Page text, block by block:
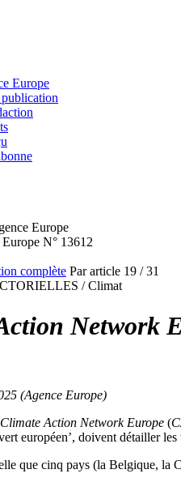
Europe
N° 13612
complète Par article 19 / 31
/ Climat
Network
(Agence Europe)
Climate Action Network Europe (
européen’, doivent détailler
que cinq pays (la Belgique, la